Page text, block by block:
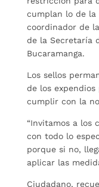
cumplan lo de la
coordinador de
de la Secretaría
Bucaramanga.
Los sellos
de los
cumplir con la
“Invitamos a los
con todo lo
porque si no,
aplicar las
Ciudadano,